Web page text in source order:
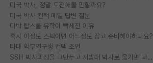
미국 박사, 정말 도전해볼 만할까요?
미국 박사 컨택 메일 답변 질문
미박 탑스쿨 유학이 빡세진 이유
혹시 이정도 스펙이면 어느정도 잡고 준비해야하나요?
타대 학부연구생 컨택 조언
SSH 박사과정을 그만두고 지방대 박사로 옮기면 교수의 꿈은 끝일까요?